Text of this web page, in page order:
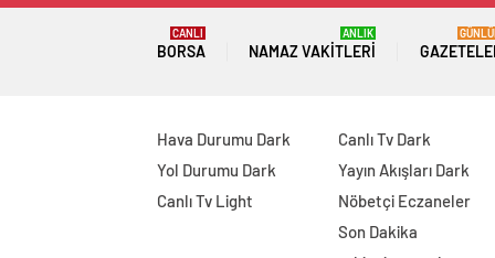
BORSA
CANLI
NAMAZ VAKITLERI
ANLIK
Hava Durumu Dark
Yol Durumu Dark
Canlı Tv Light
Canlı Tv Dark
Yayın Akışları Dark
Nöbetçi Eczaneler
Son Dakika